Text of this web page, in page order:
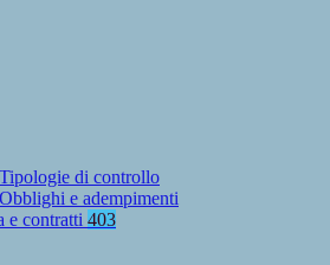
Tipologie di controllo
Obblighi e adempimenti
e contratti 403